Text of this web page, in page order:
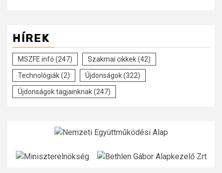
HÍREK
MSZFE infó (247) Szakmai cikkek(42)
Technológiák(2) Újdonságok(322)
Újdonságok tagjainknak(247)